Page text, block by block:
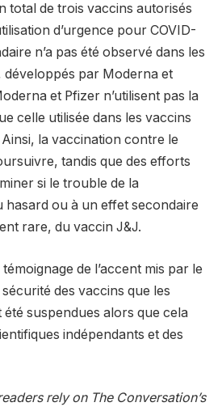
total de trois vaccins autorisés
d’urgence pour COVID-
n’a pas été observé dans les
développés par Moderna et
et Pfizer n’utilisent pas la
celle utilisée dans les vaccins
la vaccination contre le
tandis que des efforts
si le trouble de la
hasard ou à un effet secondaire
rare, du vaccin J&J.
de l’accent mis par le
des vaccins que les
suspendues alors que cela
indépendants et des
rely on The Conversation’s